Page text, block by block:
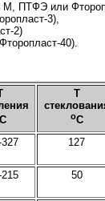
M, ПТФЭ или
3),
2)
40).
С
Т
оС
127
50